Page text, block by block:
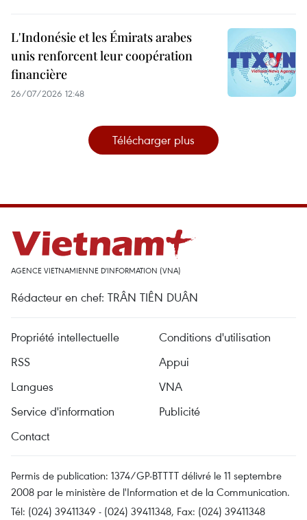
L'Indonésie et les Émirats arabes
unis renforcent leur coopération
financière
26/07/2026 12:48
Télécharger plus
AGENCE VIETNAMIENNE D'INFORMATION (VNA)
Rédacteur en chef: TRÂN TIÊN DUÂN
Propriété intellectuelle
Conditions d'utilisation
RSS
Appui
Langues
VNA
Service d'information
Publicité
Contact
Permis de publication: 1374/GP-BTTTT délivré le 11 septembre
2008 par le ministère de l'Information et de la Communication.
Tél: (024) 39411349 - (024) 39411348, Fax: (024) 39411348